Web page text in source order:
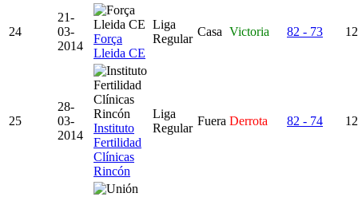
24
21-
03-
2014
Força
Lleida CE
Liga
Regular
Casa Victoria 82 - 73
25
28-
03-
2014
Instituto
Fertilidad
Clínicas
Rincón
Liga
Regular
Fuera Derrota 82 - 74